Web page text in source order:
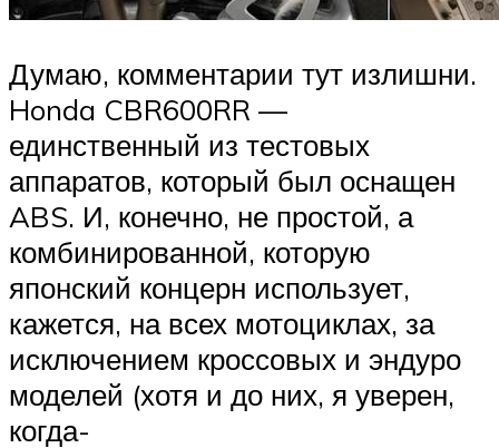
Думаю, комментарии тут излишни.
Honda CBR600RR —
единственный из тестовых
аппаратов, который был оснащен
ABS. И, конечно, не простой, а
комбинированной, которую
японский концерн использует,
кажется, на всех мотоциклах, за
исключением кроссовых и эндуро
моделей (хотя и до них, я уверен,
когда-